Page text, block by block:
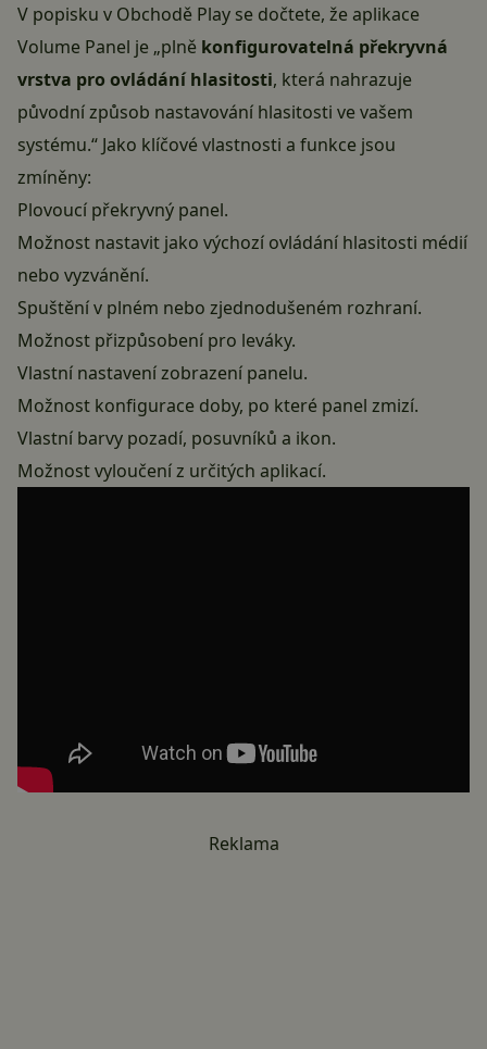
V popisku v Obchodě Play se dočtete, že aplikace
Volume Panel je „plně konfigurovatelná překryvná
vrstva pro ovládání hlasitosti, která nahrazuje
původní způsob nastavování hlasitosti ve vašem
systému.“ Jako klíčové vlastnosti a funkce jsou
zmíněny:
Plovoucí překryvný panel.
Možnost nastavit jako výchozí ovládání hlasitosti médií
nebo vyzvánění.
Spuštění v plném nebo zjednodušeném rozhraní.
Možnost přizpůsobení pro leváky.
Vlastní nastavení zobrazení panelu.
Možnost konfigurace doby, po které panel zmizí.
Vlastní barvy pozadí, posuvníků a ikon.
Možnost vyloučení z určitých aplikací.
Reklama